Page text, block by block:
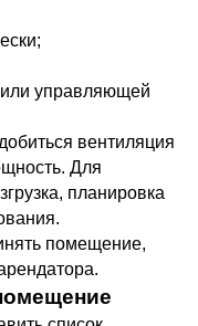
управляющей
вентиляция
Для
планировка
помещение,